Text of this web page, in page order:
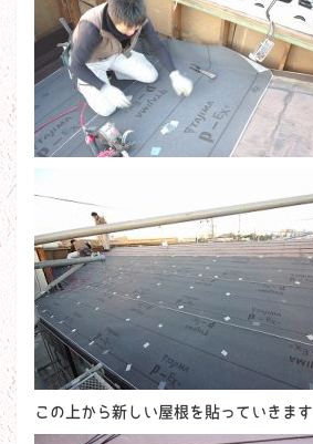
この上から新しい屋根を貼っていきます